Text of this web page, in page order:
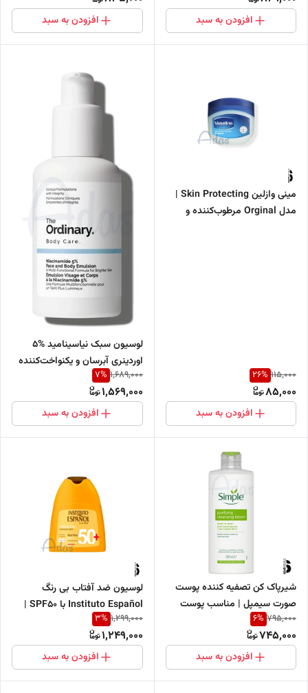
افزودن به سبد افزودن به سبد
مینی وازلین Skin Protecting |
مدل Orginal مرطوب‌کننده و
115,000
26%
85,000
افزودن به سبد
لوسیون سبک نیاسینامید %5
اوردینری آبرسان و یکنواخت‌کننده
رنگ پوست صورت و بدن
1,689,000
7%
1,569,000
افزودن به سبد
شیرپاک کن تصفیه کننده پوست
صورت سیمپل | مناسب پوست
های حساس
795,000
6%
745,000
افزودن به سبد
لوسیون ضد آفتاب بی رنگ
Instituto Español با SPF50 |
حاوی عصاره آلوئه ورا
1,299,000
3%
1,249,000
افزودن به سبد